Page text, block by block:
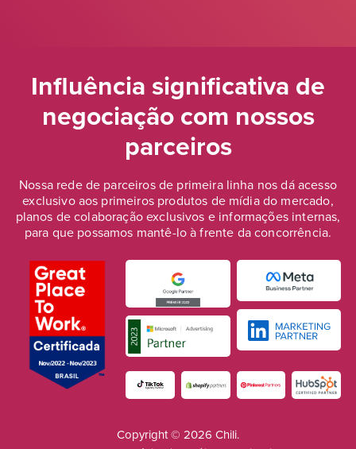
Influência significativa de
negociaçãocom nossos
parceiros
Nossa rede de parceiros de primeira linha nos dá acesso
exclusivo aos primeiros produtos de mídia do mercado,
planos de colaboração exclusivos e informações internas,
para que possamos mantê-lo à frente da concorrência.
Copyright © 2026 Chili.